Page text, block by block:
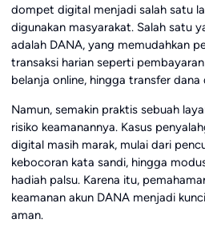
dompet digital menjadi salah satu
digunakan masyarakat. Salah satu
adalah DANA, yang memudahkan
transaksi harian seperti
belanja online, hingga transfer
Namun, semakin praktis sebuah
risiko keamanannya. Kasus
digital masih marak, mulai dari
kebocoran kata sandi, hingga
hadiah palsu. Karena itu,
keamanan akun DANA menjadi
aman.